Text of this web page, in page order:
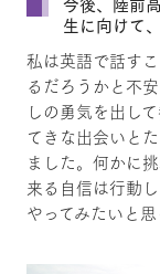
生に向けて
私は英語で話す
るだろうかと不
しの勇気を出し
てきな出会いと
ました。何かに
来る自信は行動
やってみたいと